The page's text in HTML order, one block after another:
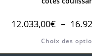
12.033,00€ –
Choix des